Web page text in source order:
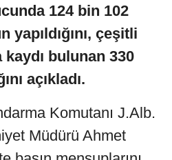
124 bin 102
yapıldığını, çeşitli
bulunan 330
açıkladı.
Komutanı J.Alb.
Müdürü Ahmet